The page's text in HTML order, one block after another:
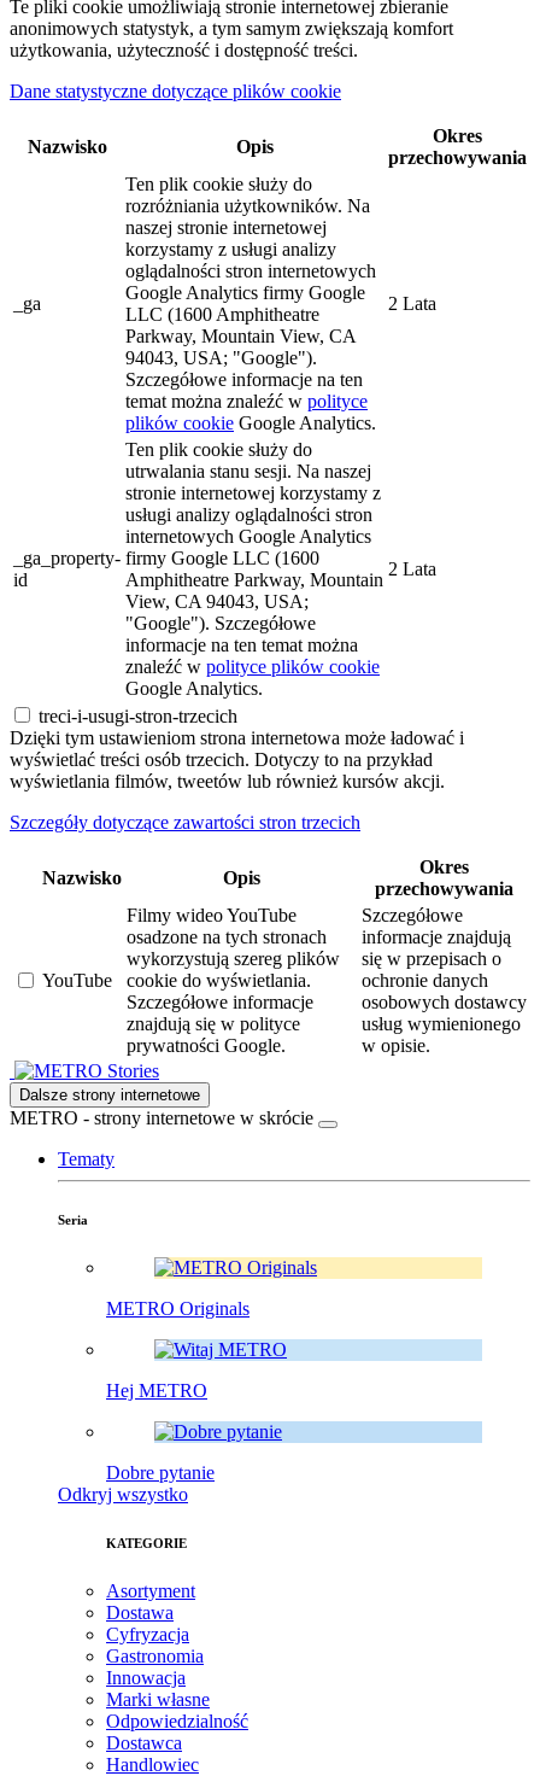
Te pliki cookie umożliwiają stronie internetowej zbieranie
anonimowych statystyk, a tym samym zwiększają komfort
użytkowania, użyteczność i dostępność treści.
Dane statystyczne dotyczące plików cookie
Nazwisko Opis
Okres
przechowywania
_ga
Ten plik cookie służy do
rozróżniania użytkowników. Na
naszej stronie internetowej
korzystamy z usługi analizy
oglądalności stron internetowych
Google Analytics firmy Google
LLC (1600 Amphitheatre
Parkway, Mountain View, CA
94043, USA; "Google").
Szczegółowe informacje na ten
temat można znaleźć w polityce
plików cookie Google Analytics.
2 Lata
_ga_property-
id
Ten plik cookie służy do
utrwalania stanu sesji. Na naszej
stronie internetowej korzystamy z
usługi analizy oglądalności stron
internetowych Google Analytics
firmy Google LLC (1600
Amphitheatre Parkway, Mountain
View, CA 94043, USA;
"Google"). Szczegółowe
informacje na ten temat można
znaleźć w polityce plików cookie
Google Analytics.
2 Lata
treci-i-usugi-stron-trzecich
Dzięki tym ustawieniom strona internetowa może ładować i
wyświetlać treści osób trzecich. Dotyczy to na przykład
wyświetlania filmów, tweetów lub również kursów akcji.
Szczegóły dotyczące zawartości stron trzecich
Nazwisko Opis
Okres
przechowywania
YouTube
Filmy wideo YouTube
osadzone na tych stronach
wykorzystują szereg plików
cookie do wyświetlania.
Szczegółowe informacje
znajdują się w polityce
prywatności Google.
Szczegółowe
informacje znajdują
się w przepisach o
ochronie danych
osobowych dostawcy
usług wymienionego
w opisie.
Stories
Dalsze strony internetowe
METRO - strony internetowe w skrócie
Tematy
Seria
METRO Originals
Hej METRO
Dobre pytanie
Odkryj wszystko
KATEGORIE
Asortyment
Dostawa
Cyfryzacja
Gastronomia
Innowacja
Marki własne
Odpowiedzialność
Dostawca
Handlowiec